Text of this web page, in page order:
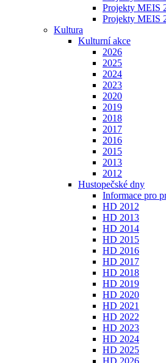
Projekty MEIS
Projekty MEIS
Kultura
Kulturní akce
2026
2025
2024
2023
2020
2019
2018
2017
2016
2015
2013
2012
Hustopečské dny
Informace pro
HD 2012
HD 2013
HD 2014
HD 2015
HD 2016
HD 2017
HD 2018
HD 2019
HD 2020
HD 2021
HD 2022
HD 2023
HD 2024
HD 2025
HD 2026